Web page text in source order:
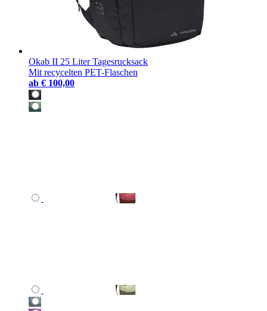
Okab II 25 Liter Tagesrucksack
Mit recycelten PET-Flaschen
ab € 100,00